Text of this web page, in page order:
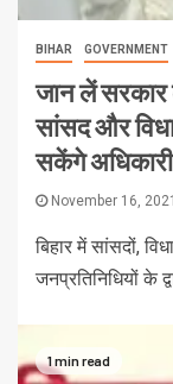
BIHAR GOVERNMENT
जान लें सरकार
सांसद और
सकेंगे अधिकारी
November 16, 2021
बिहार में सांसदों,
जनप्रतिनिधियों के
1 min read